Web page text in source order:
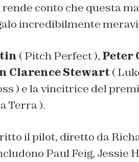
conto che questa
incredibilmente
(Pitch Perfect), Peter
Clarence Stewart (
) e la vincitrice del
Terra).
il pilot, diretto da
Paul Feig, Jessie